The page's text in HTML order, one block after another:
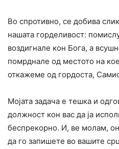
Во спротивно, се добива
нашата горделивост:
воздигнале кон Бога, а
помрднале од местото на
откажеме од гордоста,
Мојата задача е тешка и
должност кон вас да ја
беспрекорно. И, ве молам,
да го запишете во вашите